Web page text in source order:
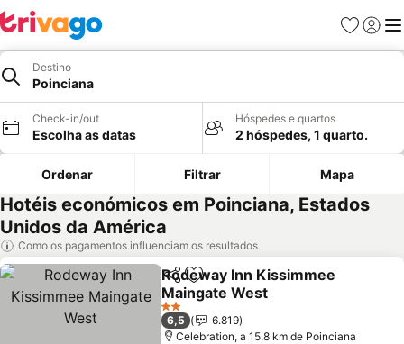
Favoritos
Iniciar
Destino
Poinciana
Check-in/out
Escolha as datas
Hóspedes e quartos
2 hóspedes, 1 quarto.
Ordenar Filtrar Mapa
Hotéis económicos em Poinciana, Estados
Unidos da América
Como os pagamentos influenciam os resultados
PartilharAdicionar aos favoritos
Rodeway Inn Kissimmee
Maingate West
Ver preços
2 Estrelas
6,5
6.819
Celebration, a 15.8 km de Poinciana